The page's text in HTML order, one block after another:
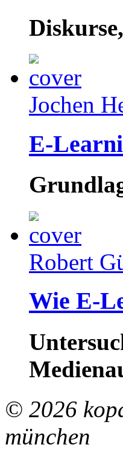
Jochen
E-
Robert
Wie E-
© 2026
münchen